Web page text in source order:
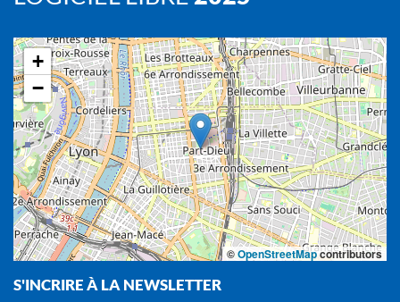
+
−
©OpenStreetMapcontributors
S'INCRIRE À LA NEWSLETTER